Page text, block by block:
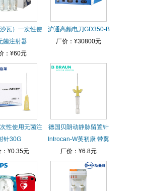
沙瓦）一次性使
菌注射器
：¥60元
沪通高频电刀GD350-B
厂价：¥30800元
性使用无菌注
针30G
：¥0.35元
德国贝朗动静脉留置针
Introcan-W英初康 带翼
厂价：¥6.8元